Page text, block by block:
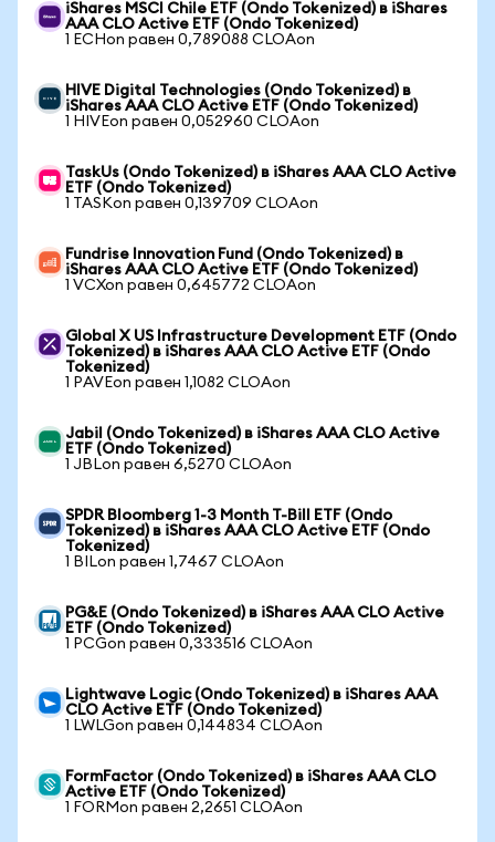
iShares MSCI Chile ETF (Ondo Tokenized) в iShares
AAA CLO Active ETF (Ondo Tokenized)
1 ECHon равен 0,789088 CLOAon
HIVE Digital Technologies (Ondo Tokenized) в
iShares AAA CLO Active ETF (Ondo Tokenized)
1 HIVEon равен 0,052960 CLOAon
TaskUs (Ondo Tokenized) в iShares AAA CLO Active
ETF (Ondo Tokenized)
1 TASKon равен 0,139709 CLOAon
Fundrise Innovation Fund (Ondo Tokenized) в
iShares AAA CLO Active ETF (Ondo Tokenized)
1 VCXon равен 0,645772 CLOAon
Global X US Infrastructure Development ETF (Ondo
Tokenized) в iShares AAA CLO Active ETF (Ondo
Tokenized)
1 PAVEon равен 1,1082 CLOAon
Jabil (Ondo Tokenized) в iShares AAA CLO Active
ETF (Ondo Tokenized)
1 JBLon равен 6,5270 CLOAon
SPDR Bloomberg 1-3 Month T-Bill ETF (Ondo
Tokenized) в iShares AAA CLO Active ETF (Ondo
Tokenized)
1 BILon равен 1,7467 CLOAon
PG&E (Ondo Tokenized) в iShares AAA CLO Active
ETF (Ondo Tokenized)
1 PCGon равен 0,333516 CLOAon
Lightwave Logic (Ondo Tokenized) в iShares AAA
CLO Active ETF (Ondo Tokenized)
1 LWLGon равен 0,144834 CLOAon
FormFactor (Ondo Tokenized) в iShares AAA CLO
Active ETF (Ondo Tokenized)
1 FORMon равен 2,2651 CLOAon